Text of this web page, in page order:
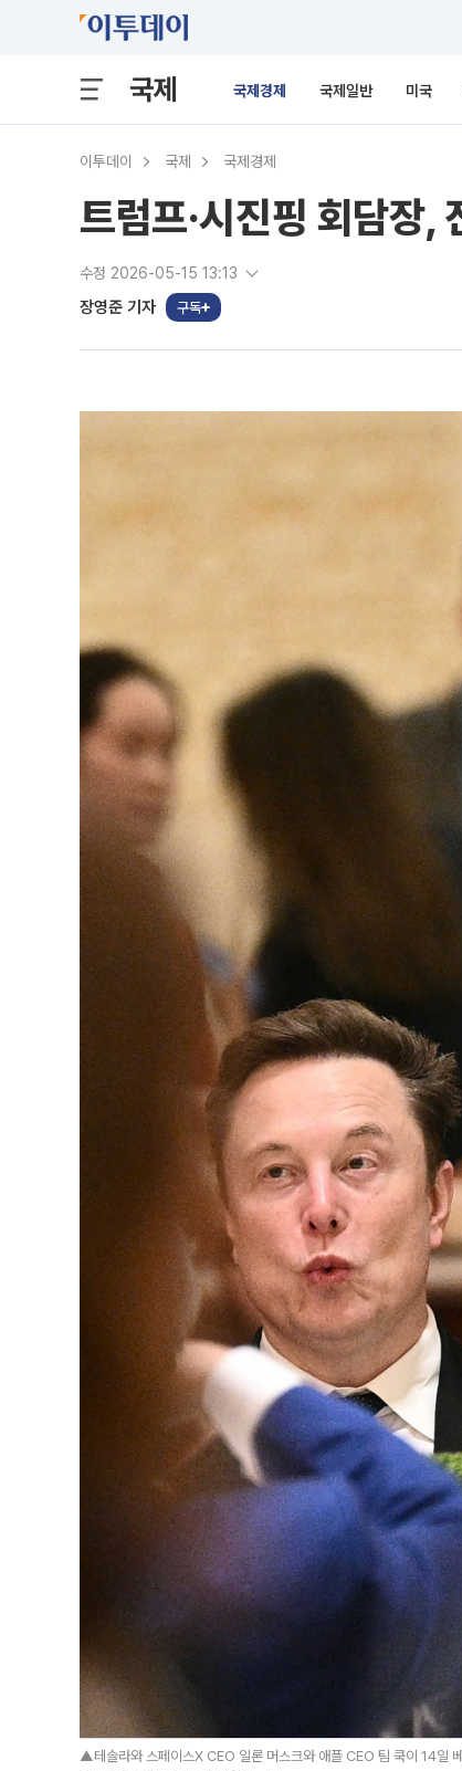
국제 국제경제 국제일반 미국
이투데이 국제 국제경제
트럼프·시진핑 회담장
수정 2026-05-15 13:13
장영준 기자 구독
▲테슬라와 스페이스X CEO 일론 머스크와 애플 CEO 팀 쿡이 14일